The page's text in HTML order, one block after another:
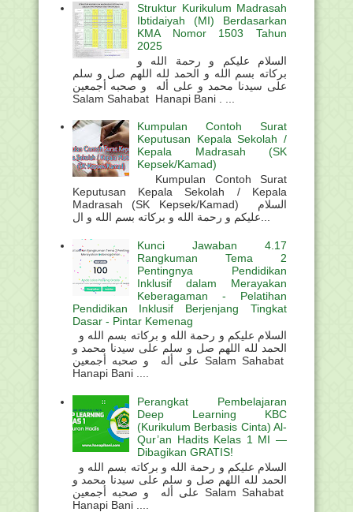
Struktur Kurikulum Madrasah
Ibtidaiyah (MI) Berdasarkan
KMA Nomor 1503 Tahun
2025
السلام عليكم و رحمة الله و
بركاته بسم الله و الحمد لله اللهم صل و سلم
على سيدنا محمد و على أله و صحبه أجمعين
Salam Sahabat Hanapi Bani . ...
Kumpulan Contoh Surat
Keputusan Kepala Sekolah /
Kepala Madrasah (SK
Kepsek/Kamad)
Kumpulan Contoh Surat
Keputusan Kepala Sekolah / Kepala
Madrasah (SK Kepsek/Kamad) السلام
Kunci Jawaban 4.17
Rangkuman Tema 2
Pentingnya Pendidikan
Inklusif dalam Merayakan
Keberagaman - Pelatihan
Pendidikan Inklusif Berjenjang Tingkat
Dasar - Pintar Kemenag
الحمد لله اللهم صل و سلم على سيدنا محمد و
على أله و صحبه أجمعين Salam Sahabat
Hanapi Bani ....
Perangkat Pembelajaran
Deep Learning KBC
(Kurikulum Berbasis Cinta) Al-
Qur’an Hadits Kelas 1 MI —
Dibagikan GRATIS!
الحمد لله اللهم صل و سلم على سيدنا محمد و
على أله و صحبه أجمعين Salam Sahabat
Hanapi Bani ....